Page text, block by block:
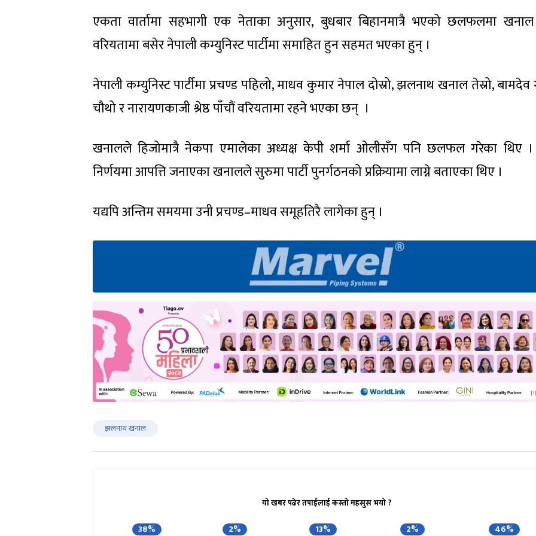
एकता वार्तामा सहभागी एक नेताका अनुसार, बुधबार बिहानमात्रै भएको छलफलमा खनाल
वरियतामा बसेर नेपाली कम्युनिस्ट पार्टीमा समाहित हुन सहमत भएका हुन् ।
नेपाली कम्युनिस्ट पार्टीमा प्रचण्ड पहिलो, माधव कुमार नेपाल दोस्रो, झलनाथ खनाल तेस्रो,
चौथो र नारायणकाजी श्रेष्ठ पाँचौं वरियतामा रहने भएका छन् ।
खनालले हिजोमात्रै नेकपा एमालेका अध्यक्ष केपी शर्मा ओलीसँग पनि छलफल गरेका थिए ।
निर्णयमा आपत्ति जनाएका खनालले सुरुमा पार्टी पुनर्गठनको प्रक्रियामा लाग्ने बताएका थिए ।
यद्यपि अन्तिम समयमा उनी प्रचण्ड–माधव समूहतिरै लागेका हुन् ।
झलनाथ खनाल
यो खबर पढेर तपाईलाई कस्तो महसुस भयो ?
38% 2% 13% 2% 46%